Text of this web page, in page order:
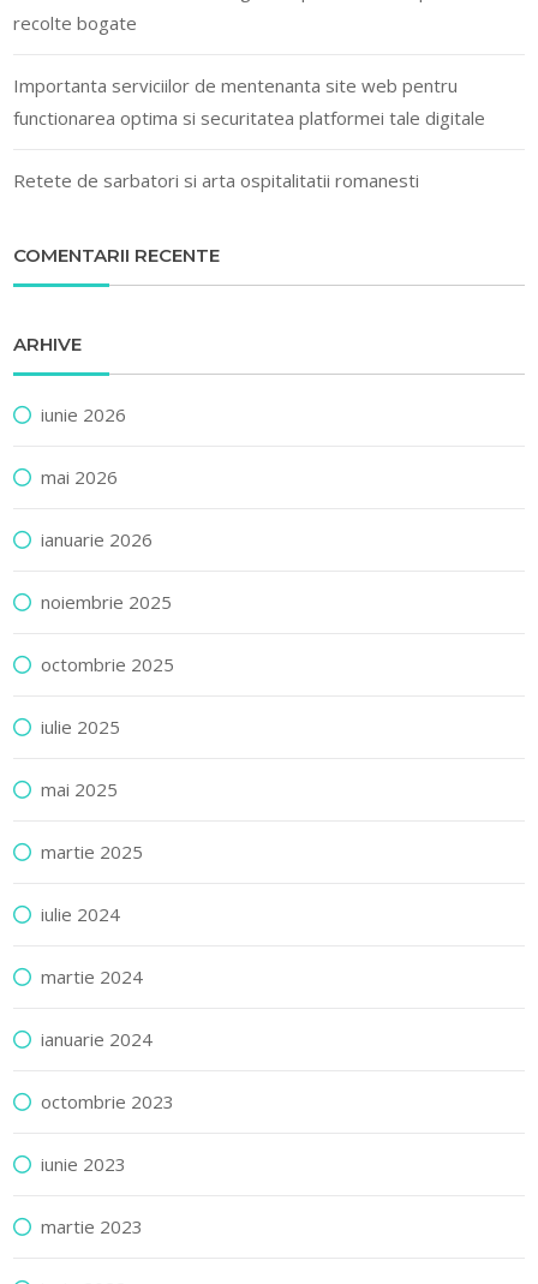
recolte bogate
Importanta serviciilor de mentenanta site web pentru
functionarea optima si securitatea platformei tale digitale
Retete de sarbatori si arta ospitalitatii romanesti
COMENTARII RECENTE
ARHIVE
iunie 2026
mai 2026
ianuarie 2026
noiembrie 2025
octombrie 2025
iulie 2025
mai 2025
martie 2025
iulie 2024
martie 2024
ianuarie 2024
octombrie 2023
iunie 2023
martie 2023